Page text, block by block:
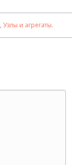
, Узлы и агрегаты.